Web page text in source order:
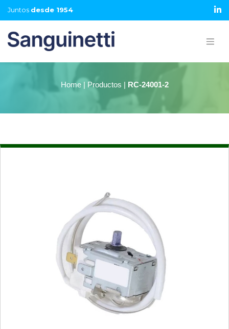
Juntos desde 1954
Home | Productos | RC-24001-2